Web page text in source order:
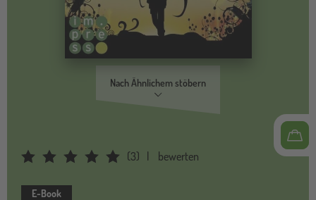
Nach Ähnlichem stöbern
Average Rating: 4.6667 (3) bewerten
E-Book